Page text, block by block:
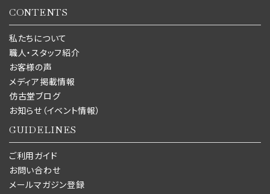
CONTENTS
私たちについて
職人・スタッフ紹介
お客様の声
メディア掲載情報
仿古堂ブログ
お知らせ（イベント情報）
GUIDELINES
ご利用ガイド
お問い合わせ
メールマガジン登録